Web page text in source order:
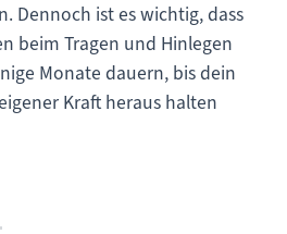
Dennoch ist es wichtig, dass
beim Tragen und Hinlegen
Monate dauern, bis dein
Kraft heraus halten